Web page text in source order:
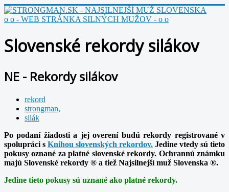
o o - WEB STRÁNKA SILNÝCH MUŽOV - o o
Slovenské rekordy silákov
NE - Rekordy silákov
rekord
strongman,
silák
Po podaní žiadosti a jej overení budú rekordy registrované v
spolupráci s Knihou slovenských rekordov. Jedine vtedy sú tieto
pokusy oznané za platné slovenské rekordy. Ochrannú známku
majú Slovenské rekordy ® a tiež Najsilnejší muž Slovenska ®.
Jedine tieto pokusy sú uznané ako platné rekordy.